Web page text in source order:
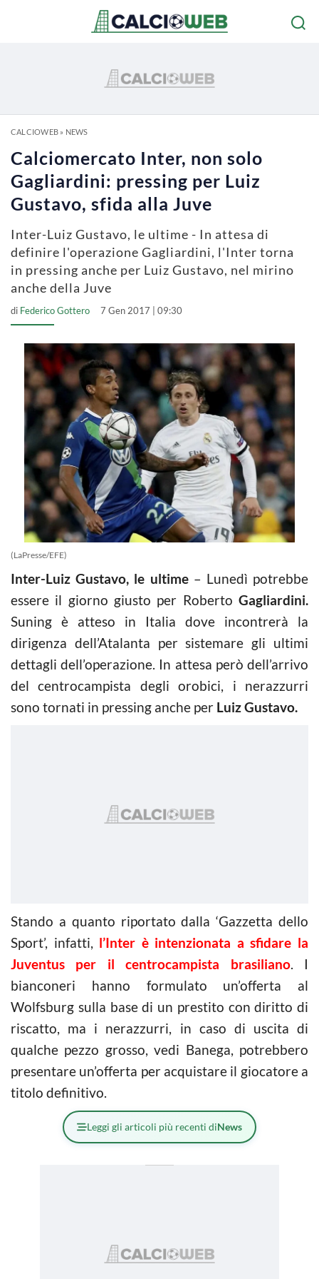
CALCIOWEB» NEWS
Calciomercato Inter, non solo
Gagliardini: pressing per Luiz
Gustavo, sfida alla Juve
Inter-Luiz Gustavo, le ultime - In attesa di
definire l'operazione Gagliardini, l'Inter torna
in pressing anche per Luiz Gustavo, nel mirino
anche della Juve
di Federico Gottero 7 Gen 2017 | 09:30
(LaPresse/EFE)
Inter-Luiz Gustavo, le ultime– Lunedì potrebbe
essere il giorno giusto per Roberto Gagliardini.
Suning è atteso in Italia dove incontrerà la
dirigenza dell’Atalanta per sistemare gli ultimi
dettagli dell’operazione. In attesa però dell’arrivo
del centrocampista degli orobici, i nerazzurri
sono tornati in pressing anche per Luiz Gustavo.
Stando a quanto riportato dalla ‘Gazzetta dello
Sport’, infatti, l’Inter è intenzionata a sfidare la
Juventus per il centrocampista brasiliano. I
bianconeri hanno formulato un’offerta al
Wolfsburg sulla base di un prestito con diritto di
riscatto, ma i nerazzurri, in caso di uscita di
qualche pezzo grosso, vedi Banega, potrebbero
presentare un’offerta per acquistare il giocatore a
titolo definitivo.
Leggi gli articoli più recenti diNews